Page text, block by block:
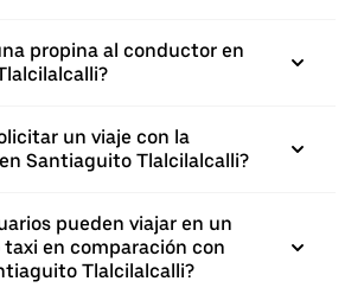
propina al conductor en
un viaje con la
Santiaguito Tlalcilalcalli?
pueden viajar en un
en comparación con
Tlalcilalcalli?